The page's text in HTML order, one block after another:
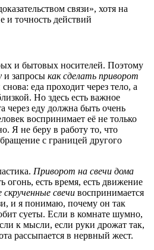
связи», хотя на
и точность действий
и бытовых носителей. Поэтому
и запросы как сделать приворот
еда проходит через тело, а
Но здесь есть важное
через еду должна быть очень
воспринимает её не только
Я не беру в работу то, что
с границей другого
Приворот на свечи дома
огонь, есть время, есть движение
свечи воспринимается
и я понимаю, почему он так
суеты. Если в комнате шумно,
к мысли, если руки дрожат так,
рассыпается в нервный жест.